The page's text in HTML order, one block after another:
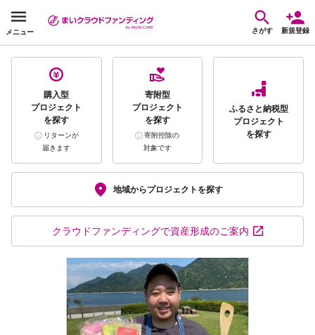
メニュー さがす 新規登録
購入型
プロジェクト
を探す
リターンが
届きます
寄附型
プロジェクト
を探す
寄附控除の
対象です
ふるさと納税型
プロジェクト
を探す
地域からプロジェクトを探す
クラウドファンディングで資産形成のご案内